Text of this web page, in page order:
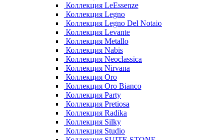
Коллекция LeEssenze
Коллекция Legno
Коллекция Legno Del Notaio
Коллекция Levante
Коллекция Metallo
Коллекция Nabis
Коллекция Neoclassica
Коллекция Nirvana
Коллекция Oro
Коллекция Oro Bianco
Коллекция Party
Коллекция Pretiosa
Коллекция Radika
Коллекция Silky
Коллекция Studio